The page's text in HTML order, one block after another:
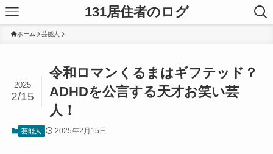
131居住者のログ
ホーム 芸能人
令和ロマンくるまはギフテッド？
ADHDを公言する天才お笑い芸
人！
2025
2/15
芸能人 2025年2月15日